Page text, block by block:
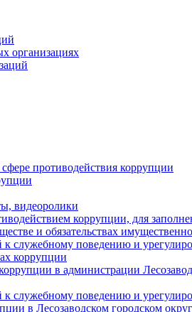
организациях
противодействия коррупции
видеоролики
коррупции, для
и обязательствах
служебному поведению и
коррупции
в администрации
служебному поведению и
в Лесозаводском городском